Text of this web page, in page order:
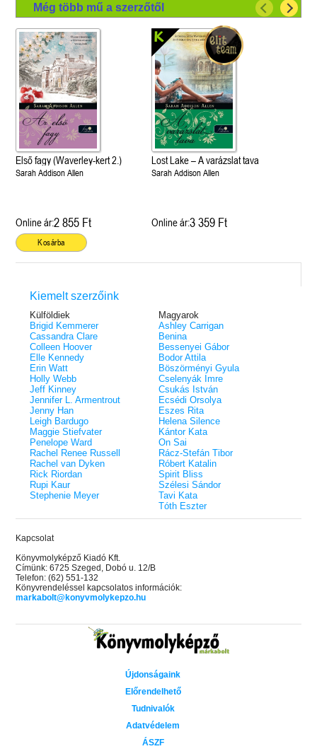
Még több mű a szerzőtől
Első fagy (Waverley-kert 2.)
Sarah Addison Allen
Online ár:2 855 Ft
Kosárba
Lost Lake – A varázslat tava
Sarah Addison Allen
Online ár:3 359 Ft
Kiemelt szerzőink
Külföldiek
Brigid Kemmerer
Cassandra Clare
Colleen Hoover
Elle Kennedy
Erin Watt
Holly Webb
Jeff Kinney
Jennifer L. Armentrout
Jenny Han
Leigh Bardugo
Maggie Stiefvater
Penelope Ward
Rachel Renee Russell
Rachel van Dyken
Rick Riordan
Rupi Kaur
Stephenie Meyer
Magyarok
Ashley Carrigan
Benina
Bessenyei Gábor
Bodor Attila
Böszörményi Gyula
Cselenyák Imre
Csukás István
Ecsédi Orsolya
Eszes Rita
Helena Silence
Kántor Kata
On Sai
Rácz-Stefán Tibor
Róbert Katalin
Spirit Bliss
Szélesi Sándor
Tavi Kata
Tóth Eszter
Kapcsolat
Könyvmolyképző Kiadó Kft.
Címünk: 6725 Szeged, Dobó u. 12/B
Telefon: (62) 551-132
Könyvrendeléssel kapcsolatos információk:
markabolt@konyvmolykepzo.hu
Újdonságaink
Előrendelhető
Tudnivalók
Adatvédelem
ÁSZF